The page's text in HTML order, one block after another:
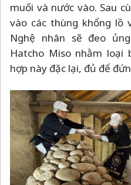
muối và nước vào. Sau
vào các thùng khổng lồ
Nghệ nhân sẽ đeo
Hatcho Miso nhằm loại
hợp này đặc lại, đủ để